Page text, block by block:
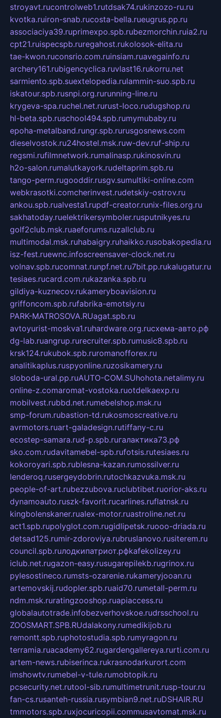
stroyavt.rucontrolweb1.rutdsak74.rukinzozo-ru.ru
kvotka.ruiron-snab.rucosta-bella.rueugrus.pp.ru
associaciya39.ruprimexpo.spb.rubezmorchin.ruia2.ru
cpt21.ruispecspb.ruregahost.rukolosok-elita.ru
tae-kwon.ruconsrio.com.ruinsiam.ruavegainfo.ru
archery161.rubigencyclica.ruvlast16.rukorru.net
sarmiento.spb.suextelopedia.rulammin-suo.spb.ru
iskatour.spb.rusnpi.org.rurunning-line.ru
krygeva-spa.ruchel.net.rurust-loco.rudugshop.ru
hl-beta.spb.ruschool494.spb.rumymubaby.ru
epoha-metalband.rungr.spb.rurusgosnews.com
dieselvostok.ru24hostel.msk.ruw-dev.ruf-ship.ru
regsmi.rufilmnetwork.rumalinasp.rukinosvin.ru
h2o-salon.rumalutkayork.rudeltaprim.spb.ru
tango-perm.rugooddir.rusgv.sumultiki-online.com
webkrasotki.comcherinvest.rudetskiy-ostrov.ru
ankou.spb.rualvesta1.rupdf-creator.runix-files.org.ru
sakhatoday.ruelektrikersymboler.rusputnikyes.ru
golf2club.msk.ruaeforums.ruzallclub.ru
multimodal.msk.ruhabaigry.ruhaikko.rusobakopedia.ru
isz-fest.ruewnc.infoscreensaver-clock.net.ru
volnav.spb.rucomnat.runpf.net.ru7bit.pp.rukalugatur.ru
tesiaes.rucard.com.rukazanka.spb.ru
gildiya-kuznecov.rukameryboavision.ru
griffoncom.spb.rufabrika-emotsiy.ru
PARK-MATROSOVA.RUagat.spb.ru
avtoyurist-moskva1.ruhardware.org.ruсхема-авто.рф
dg-lab.ruangrup.rurecruiter.spb.rumusic8.spb.ru
krsk124.rukubok.spb.ruromanofforex.ru
analitikaplus.ruspyonline.ruzosikamery.ru
sloboda-ural.pp.ruAUTO-COM.SUhohota.netalimy.ru
online-z.comaromat-vostoka.ruotdelkaexp.ru
mobilvest.rubbd.net.rumebelshop.msk.ru
smp-forum.rubastion-td.rukosmoscreative.ru
avrmotors.ruart-galadesign.rutiffany-c.ru
ecostep-samara.rud-p.spb.ruгалактика73.рф
sko.com.rudavitamebel-spb.rufotsis.rutesiaes.ru
kokoroyari.spb.rublesna-kazan.rumossilver.ru
lenderoq.rusergeydobrin.rutochkazvuka.msk.ru
people-of-art.rubezzubova.ruclubtibet.ruorior-aks.ru
dynamoauto.ruszk-favorit.rucarlines.ruflatnsk.ru
kingbolenskaner.rualex-motor.ruastroline.net.ru
act1.spb.rupolyglot.com.rugidlipetsk.ruooo-driada.ru
detsad125.rumir-zdoroviya.rubruslanovo.rusiterem.ru
council.spb.ruлодкипатриот.рфkafekolizey.ru
iclub.net.rugazon-easy.rusugarepilekb.rugrinox.ru
pylesostineco.rumsts-ozarenie.rukameryjooan.ru
artemovskij.rudopler.spb.ruaid70.rumetall-perm.ru
ndm.msk.ruratingzooshop.ruapiaccess.ru
globalautotrade.infobezverhovskoe.rudrsschool.ru
ZOOSMART.SPB.RUdalakony.rumedikijob.ru
remontt.spb.ruphotostudia.spb.rumyragon.ru
terramia.ruacademy62.rugardengallereya.rurti.com.ru
artem-news.rubiserinca.rukrasnodarkurort.com
imshowtv.rumebel-v-tule.rumobtopik.ru
pcsecurity.net.rutool-sib.rumultimetrunit.rusp-tour.ru
fan-cs.rusanteh-russia.rusymbian9.net.ruDSHAIR.RU
tmmotors.spb.ruxjocuricopii.commusavtomat.msk.ru